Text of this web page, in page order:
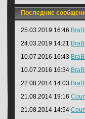
Последние
25.03.2019 16:46
24.03.2019 14:21
10.07.2016 16:43
10.07.2016 16:34
22.08.2014 14:03
21.08.2014 19:16
21.08.2014 14:54